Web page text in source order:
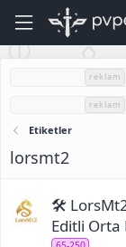
reklam
reklam
Etiketler
lorsmt2
🛠 LorsMt2
Editli Orta